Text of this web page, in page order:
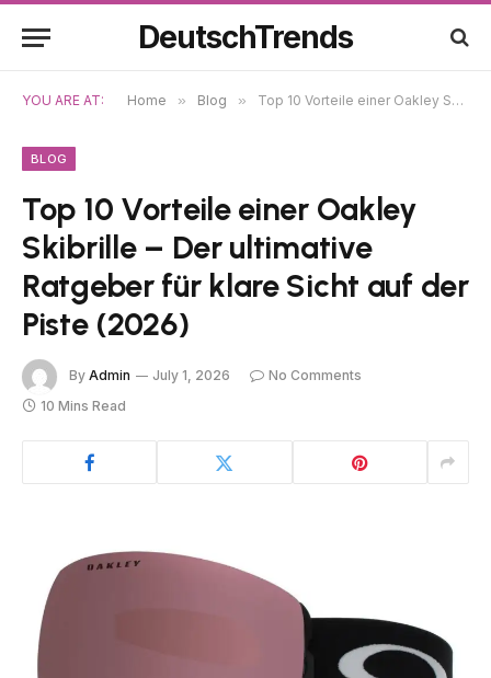
DeutschTrends
YOU ARE AT: Home » Blog » Top 10 Vorteile einer Oakley Skibrille – Der ultimative Ratgeber für klare Sicht auf der Piste (2026)
BLOG
Top 10 Vorteile einer Oakley
Skibrille – Der ultimative
Ratgeber für klare Sicht auf der
Piste (2026)
By Admin July 1, 2026
No Comments
10 Mins Read